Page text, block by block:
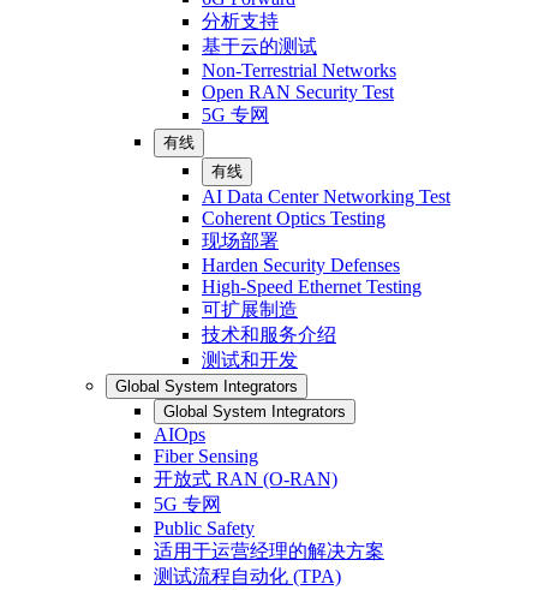
分析支持
基于云的测试
Non-Terrestrial Networks
Open RAN Security Test
5G 专网
有线
有线
AI Data Center Networking Test
Coherent Optics Testing
现场部署
Harden Security Defenses
High-Speed Ethernet Testing
可扩展制造
技术和服务介绍
测试和开发
Global System Integrators
Global System Integrators
AIOps
Fiber Sensing
开放式 RAN (O-RAN)
5G 专网
Public Safety
适用于运营经理的解决方案
测试流程自动化 (TPA)